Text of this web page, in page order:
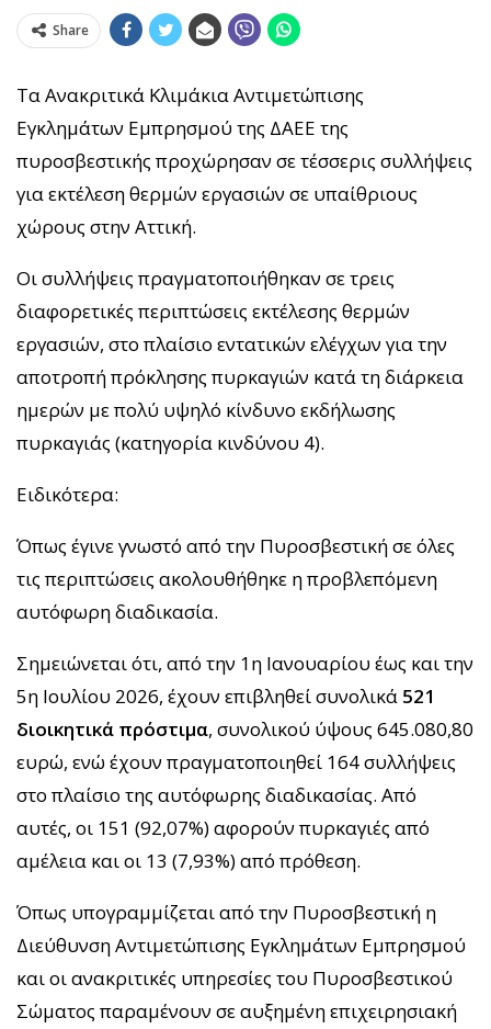
Share
Τα Ανακριτικά Κλιμάκια Αντιμετώπισης
Εγκλημάτων Εμπρησμού της ΔΑΕΕ της
πυροσβεστικής προχώρησαν σε τέσσερις συλλήψεις
για εκτέλεση θερμών εργασιών σε υπαίθριους
χώρους στην Αττική.
Οι συλλήψεις πραγματοποιήθηκαν σε τρεις
διαφορετικές περιπτώσεις εκτέλεσης θερμών
εργασιών, στο πλαίσιο εντατικών ελέγχων για την
αποτροπή πρόκλησης πυρκαγιών κατά τη διάρκεια
ημερών με πολύ υψηλό κίνδυνο εκδήλωσης
πυρκαγιάς (κατηγορία κινδύνου 4).
Ειδικότερα:
Όπως έγινε γνωστό από την Πυροσβεστική σε όλες
τις περιπτώσεις ακολουθήθηκε η προβλεπόμενη
αυτόφωρη διαδικασία.
Σημειώνεται ότι, από την 1η Ιανουαρίου έως και την
5η Ιουλίου 2026, έχουν επιβληθεί συνολικά 521
διοικητικά πρόστιμα, συνολικού ύψους 645.080,80
ευρώ, ενώ έχουν πραγματοποιηθεί 164 συλλήψεις
στο πλαίσιο της αυτόφωρης διαδικασίας. Από
αυτές, οι 151 (92,07%) αφορούν πυρκαγιές από
αμέλεια και οι 13 (7,93%) από πρόθεση.
Όπως υπογραμμίζεται από την Πυροσβεστική η
Διεύθυνση Αντιμετώπισης Εγκλημάτων Εμπρησμού
και οι ανακριτικές υπηρεσίες του Πυροσβεστικού
Σώματος παραμένουν σε αυξημένη επιχειρησιακή